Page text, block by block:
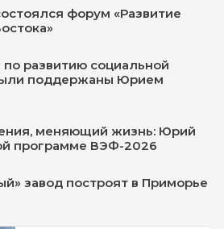
форум «Развитие
развитию социальной
поддержаны Юрием
меняющий жизнь: Юрий
программе ВЭФ-2026
завод построят в Приморье